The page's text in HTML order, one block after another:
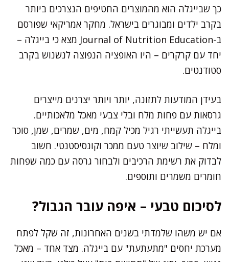
כך שבייגלה הוא מהמוצרים החטיפים הנצרכים ביותר
בקרב ילדים ומבוגרים בישראל. מחקר אמריקאי שפורסם
ב-Journal of Nutrition Education מצא כי בייגלה –
יחד עם קרקרים – היו האופציה הנפוצה לנשנוש בקרב
סטודנטים.
בעידן המודעות לתזונה, יותר ויותר יצרנים מייצרים
גרסאות עם פחות מלח ובלי צבעי מאכל מלאכותיים.
בייגלה תעשייתי רגיל מכיל קמח, מים, שמרים, שמן, סוכר
ומלח – שילוב שיוצר טעם ממכר וקונסיסטנטי. חשוב
לבדוק את רשימת הרכיבים ולבחור גרסה עם כמה שפחות
חומרים משמרים ותוספים.
לסיכום טבעי – איפה עובר הגבול?
אם יש משהו שלמדתי בשנים האחרונות, זה שקל לפתח
מערכת יחסים "מתעתעת" עם בייגלה. מצד אחד – מאכל